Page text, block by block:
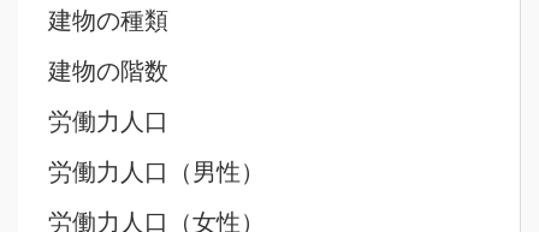
建物の種類
建物の階数
労働力人口
労働力人口（男性）
労働力人口（女性）